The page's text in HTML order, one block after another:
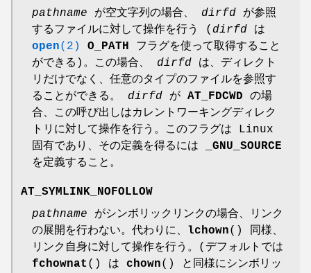
pathname が空文字列の場合、 dirfd が参照
するファイルに対して操作を行う ( dirfd は
open(2) O_PATH フラグを使って取得すること
ができる)。この場合、 dirfd は、ディレクト
リだけでなく、任意のタイプのファイルを参照す
ることができる。 dirfd が AT_FDCWD の場
合、この呼び出しはカレントワーキングディレク
トリに対して操作を行う。このフラグは Linux
固有であり、その定義を得るには
_GNU_SOURCE
を定義すること。
AT_SYMLINK_NOFOLLOW
pathname がシンボリックリンクの場合、リンク
の展開を行わない。代わりに、 lchown() 同様、
リンク自身に対して操作を行う。(デフォルトでは
fchownat () は chown() と同様にシンボリッ